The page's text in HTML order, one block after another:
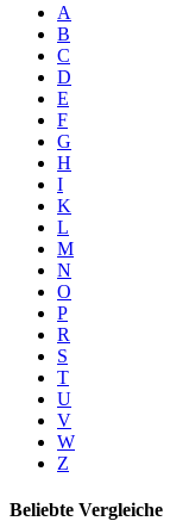
A
B
C
D
E
F
G
H
I
K
L
M
N
O
P
R
S
T
U
V
W
Z
Beliebte Vergleiche